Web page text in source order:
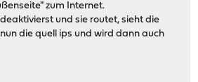
zum Internet.
und sie routet, sieht die
die quell ips und wird dann auch